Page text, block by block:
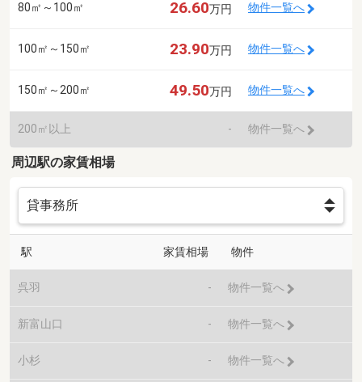
80㎡～100㎡ 26.60万円 物件一覧へ
100㎡～150㎡ 23.90万円 物件一覧へ
150㎡～200㎡ 49.50万円 物件一覧へ
200㎡以上 - 物件一覧へ
周辺駅の家賃相場
駅 家賃相場 物件
呉羽 - 物件一覧へ
新富山口 - 物件一覧へ
小杉 - 物件一覧へ